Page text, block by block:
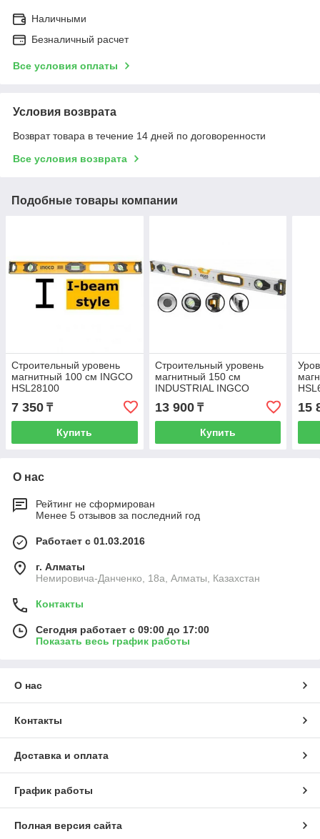
Наличными
Безналичный расчет
Все условия оплаты
Условия возврата
Возврат товара в течение 14 дней по договоренности
Все условия возврата
Подобные товары компании
Строительный уровень
магнитный 100 см INGCO
HSL28100
7 350 ₸
Купить
Строительный уровень
магнитный 150 см
INDUSTRIAL INGCO
HSL38150M
13 900₸
Купить
15
О нас
Рейтинг не сформирован
Менее 5 отзывов за последний год
Работает с 01.03.2016
г. Алматы
Немировича-Данченко, 18а, Алматы, Казахстан
Контакты
Сегодня работает с 09:00 до 17:00
Показать весь график работы
О нас
Контакты
Доставка и оплата
График работы
Полная версия сайта